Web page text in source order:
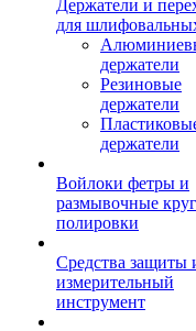
Держатели и
для
держатели
Резиновые
держатели
держатели
Войлоки фетры и
размывочные
полировки
Средства защиты
измерительный
инструмент